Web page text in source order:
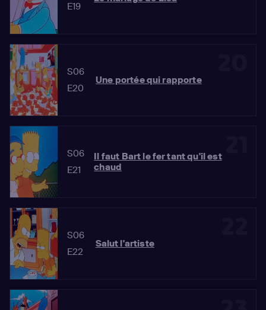
E19
S06
E20
Une portée qui rapporte
S06
E21
Il faut Bart le fer tant qu'il est
chaud
S06
E22
Salut l'artiste